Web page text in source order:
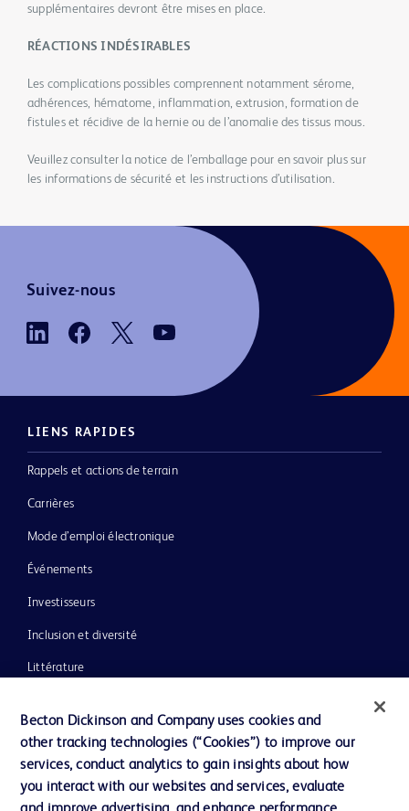
supplémentaires devront être mises en place.
RÉACTIONS INDÉSIRABLES
Les complications possibles comprennent notamment sérome,
adhérences, hématome, inflammation, extrusion, formation de
fistules et récidive de la hernie ou de l’anomalie des tissus mous.
Veuillez consulter la notice de l’emballage pour en savoir plus sur
les informations de sécurité et les instructions d’utilisation.
Suivez-nous
LIENS RAPIDES
Rappels et actions de terrain
Carrières
Mode d’emploi électronique
Événements
Investisseurs
Inclusion et diversité
Littérature
Notre entreprise
Éthique et conformité
Assistance
Becton Dickinson and Company uses cookies and
other tracking technologies (“Cookies”) to improve our
services, conduct analytics to gain insights about how
you interact with our websites and services, evaluate